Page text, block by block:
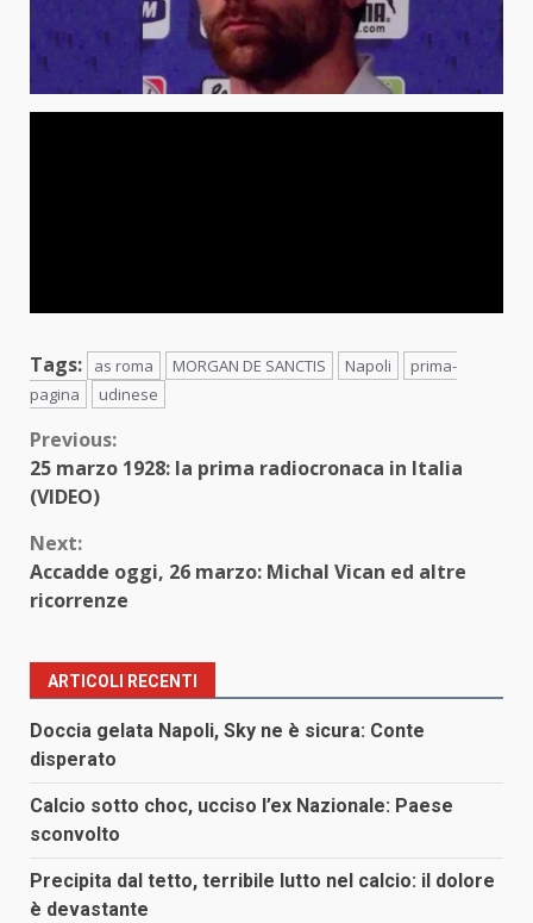
Tags: as roma MORGAN DE SANCTIS Napoli
prima-
pagina
udinese
Continue
Reading
Previous:
25 marzo 1928: la prima radiocronaca in Italia
(VIDEO)
Next:
Accadde oggi, 26 marzo: Michal Vican ed altre
ricorrenze
ARTICOLI RECENTI
Doccia gelata Napoli, Sky ne è sicura: Conte
disperato
Calcio sotto choc, ucciso l’ex Nazionale: Paese
sconvolto
Precipita dal tetto, terribile lutto nel calcio: il dolore
è devastante